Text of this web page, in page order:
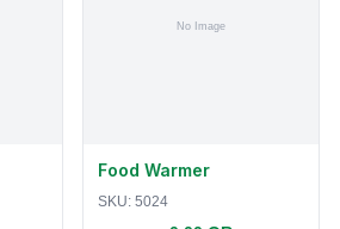
Food Warmer
SKU: 5024